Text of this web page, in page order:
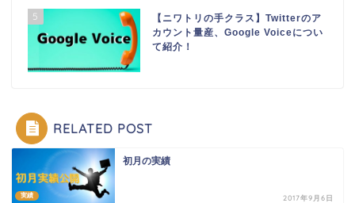
5
【ニワトリの手クラス】Twitterのア
カウント量産、Google Voiceについ
て紹介！
RELATED POST
実績
初月の実績
2017年9月6日